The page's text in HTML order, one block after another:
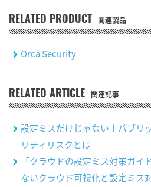
RELATED PRODUCT 関連製品
Orca Security
RELATED ARTICLE 関連記事
設定ミスだけじゃない！パブリ
リティリスクとは
「クラウドの設定ミス対策ガ
ないクラウド可視化と設定ミス